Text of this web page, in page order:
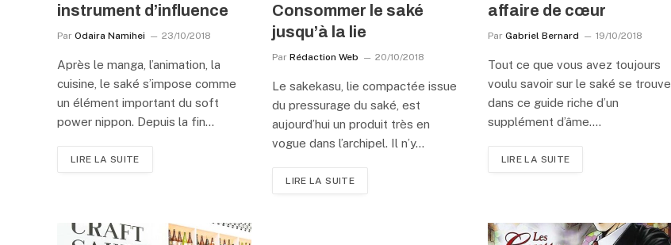
instrument d’influence
Par Odaira Namihei 23/10/2018
Après le manga, l’animation, la
cuisine, le saké s’impose comme
un élément important du soft
power nippon. Depuis la fin…
LIRE LA SUITE
Consommer le saké
jusqu’à la lie
Par Rédaction Web 20/10/2018
Le sakekasu, lie compactée issue
du pressurage du saké, est
aujourd’hui un produit très en
vogue dans l’archipel. Il n’y…
LIRE LA SUITE
affaire de cœur
Par Gabriel Bernard 19/10/2018
Tout ce que vous avez toujours
voulu savoir sur le saké se trouve
dans ce guide riche d’un
supplément d’âme.…
LIRE LA SUITE